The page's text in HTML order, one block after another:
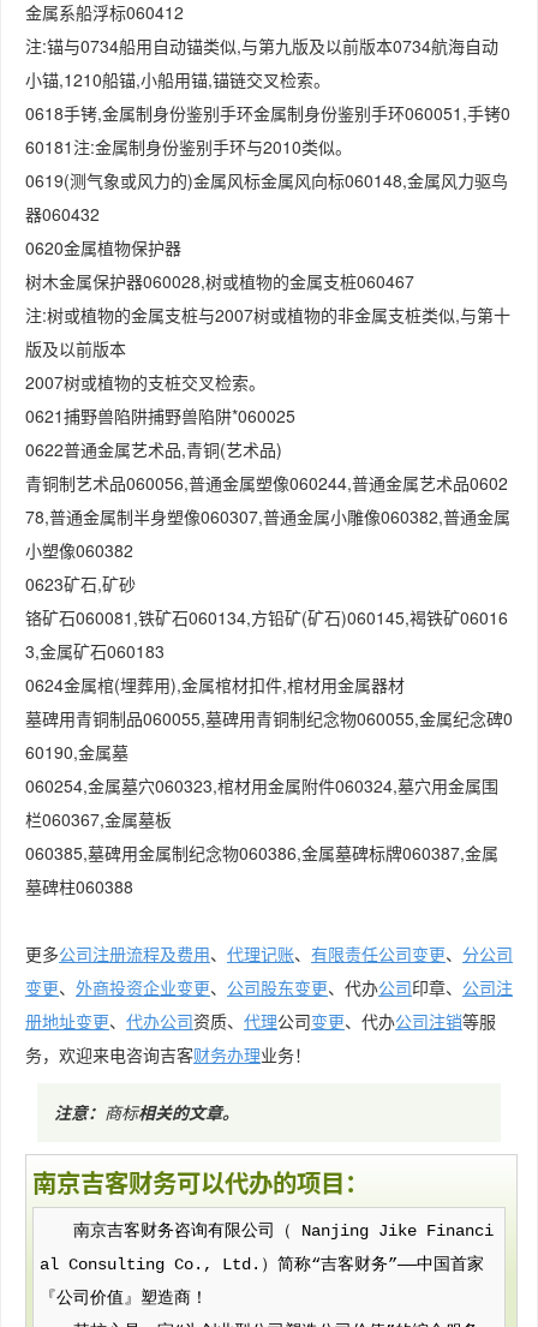
金属系船浮标060412
注:锚与0734船用自动锚类似,与第九版及以前版本0734航海自动
小锚,1210船锚,小船用锚,锚链交叉检索。
0618手铐,金属制身份鉴别手环金属制身份鉴别手环060051,手铐0
60181注:金属制身份鉴别手环与2010类似。
0619(测气象或风力的)金属风标金属风向标060148,金属风力驱鸟
器060432
0620金属植物保护器
树木金属保护器060028,树或植物的金属支桩060467
注:树或植物的金属支桩与2007树或植物的非金属支桩类似,与第十
版及以前版本
2007树或植物的支桩交叉检索。
0621捕野兽陷阱捕野兽陷阱*060025
0622普通金属艺术品,青铜(艺术品)
青铜制艺术品060056,普通金属塑像060244,普通金属艺术品0602
78,普通金属制半身塑像060307,普通金属小雕像060382,普通金属
小塑像060382
0623矿石,矿砂
铬矿石060081,铁矿石060134,方铅矿(矿石)060145,褐铁矿06016
3,金属矿石060183
0624金属棺(埋葬用),金属棺材扣件,棺材用金属器材
墓碑用青铜制品060055,墓碑用青铜制纪念物060055,金属纪念碑0
60190,金属墓
060254,金属墓穴060323,棺材用金属附件060324,墓穴用金属围
栏060367,金属墓板
060385,墓碑用金属制纪念物060386,金属墓碑标牌060387,金属
墓碑柱060388
更多公司注册流程及费用、 代理记账、 有限责任公司变更、 分公司
变更、 外商投资企业变更、 公司股东变更、代办公司印章、 公司注
册地址变更、 代办公司资质、 代理公司变更、代办公司注销等服
务，欢迎来电咨询吉客财务办理业务！
注意： 商标相关的文章。
南京吉客财务可以代办的项目：
南京吉客财务咨询有限公司（ Nanjing Jike Financi
al Consulting Co., Ltd.）简称“吉客财务”——中国首家
『公司价值』塑造商！